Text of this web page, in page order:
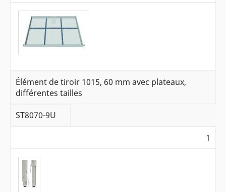
Élément de tiroir 1015, 60 mm avec plateaux,
différentes tailles
ST8070-9U
1